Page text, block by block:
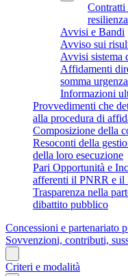
Contratti
resilienza
Avvisi e Bandi
Avviso sui
Avvisi sistema
Affidamenti
somma
Informazioni
Provvedimenti che
alla procedura di
Composizione della
Resoconti della
della loro esecuzione
Pari Opportunità e
afferenti il PNRR e il
Trasparenza nella
dibattito pubblico
Concessioni e partenariato
Sovvenzioni, contributi,
Criteri e modalità